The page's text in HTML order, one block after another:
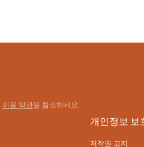
이용 약관을 참조하세요.
개인정보 보
저작권 고지